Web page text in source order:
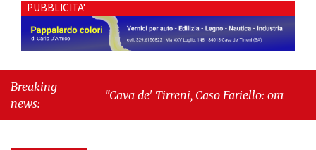
PUBBLICITA'
Breaking
news:
"Cava de' Tirreni, Caso Fariello: ora torniamo ai